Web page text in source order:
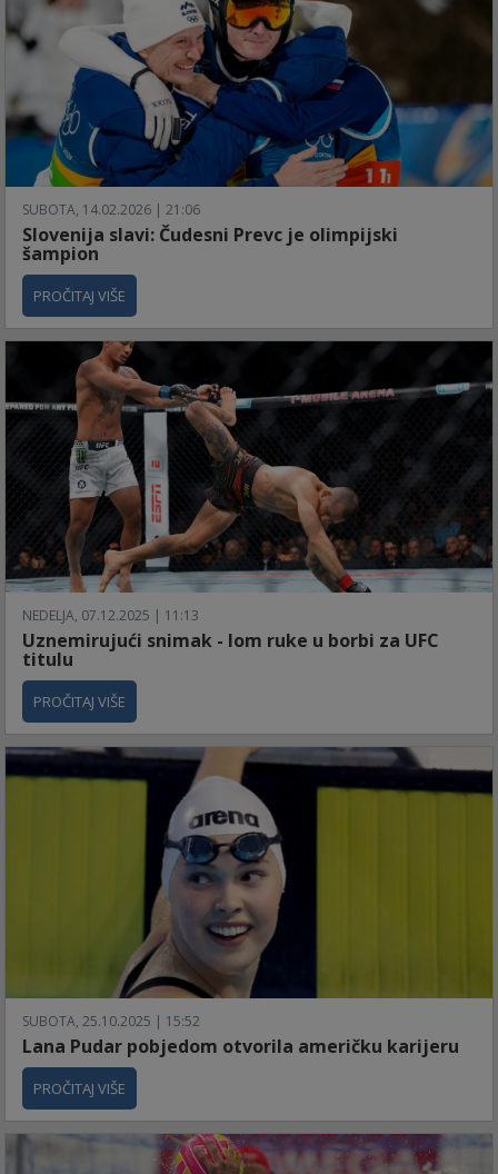
SUBOTA, 14.02.2026 | 21:06
Slovenija slavi: Čudesni Prevc je olimpijski
šampion
PROČITAJ VIŠE
NEDELJA, 07.12.2025 | 11:13
Uznemirujući snimak - lom ruke u borbi za UFC
titulu
PROČITAJ VIŠE
SUBOTA, 25.10.2025 | 15:52
Lana Pudar pobjedom otvorila američku karijeru
PROČITAJ VIŠE